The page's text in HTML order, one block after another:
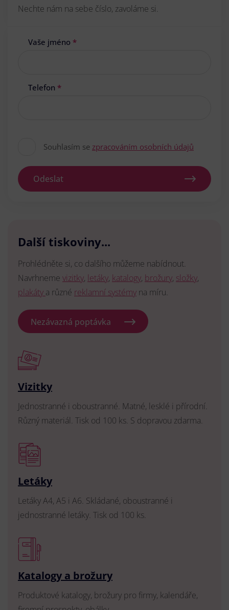
Nechte nám na sebe číslo, zavoláme si.
Vaše jméno *
Telefon *
Souhlasím se zpracováním osobních údajů
Odeslat
Další tiskoviny...
Prohlédněte si, co dalšího můžeme nabídnout.
Navrhneme vizitky, letáky, katalogy, brožury, složky,
plakáty a různé reklamní systémy na míru.
Nezávazná poptávka
Vizitky
Jednostranné i oboustranné. Matné, lesklé i přírodní.
Různý materiál. Tisk od 100 ks. S dopravou zdarma.
Letáky
Letáky A4, A5 i A6. Skládané, oboustranné i
jednostranné letáky. Tisk od 100 ks.
Katalogy a brožury
Produktové katalogy, brožury pro firmy, kalendáře,